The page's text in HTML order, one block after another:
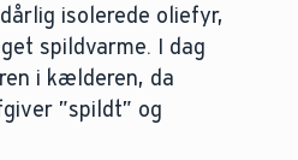
isolerede oliefyr,
spildvarme. I dag
i kælderen, da
”spildt” og